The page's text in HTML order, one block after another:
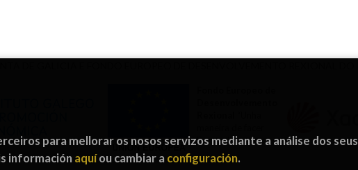
Europa”
para mellorar os nosos servizos mediante a análise dos seus
información aquíou cambiar a configuración.